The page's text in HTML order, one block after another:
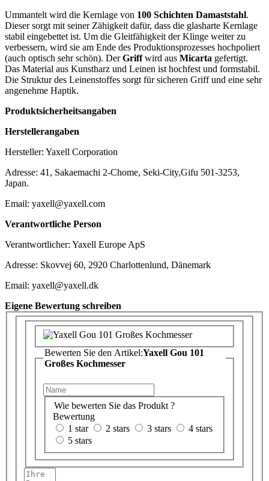
Ummantelt wird die Kernlage von 100 Schichten Damaststahl.
Dieser sorgt mit seiner Zähigkeit dafür, dass die glasharte Kernlage
stabil eingebettet ist. Um die Gleitfähigkeit der Klinge weiter zu
verbessern, wird sie am Ende des Produktionsprozesses hochpoliert
(auch optisch sehr schön). DerGriffwird aus Micarta gefertigt.
Das Material aus Kunstharz und Leinen ist hochfest und formstabil.
Die Struktur des Leinenstoffes sorgt für sicheren Griff und eine sehr
angenehme Haptik.
Produktsicherheitsangaben
Herstellerangaben
Hersteller: Yaxell Corporation
Adresse: 41, Sakaemachi 2-Chome, Seki-City,Gifu 501-3253,
Japan.
Email: yaxell@yaxell.com
Verantwortliche Person
Verantwortlicher: Yaxell Europe ApS
Adresse: Skovvej 60, 2920 Charlottenlund, Dänemark
Email: yaxell@yaxell.dk
Eigene Bewertung schreiben
Bewerten Sie den Artikel:Yaxell Gou 101
Großes Kochmesser
Wie bewerten Sie das Produkt ?
Bewertung
1 star
2 stars 3 stars
4 stars
5 stars